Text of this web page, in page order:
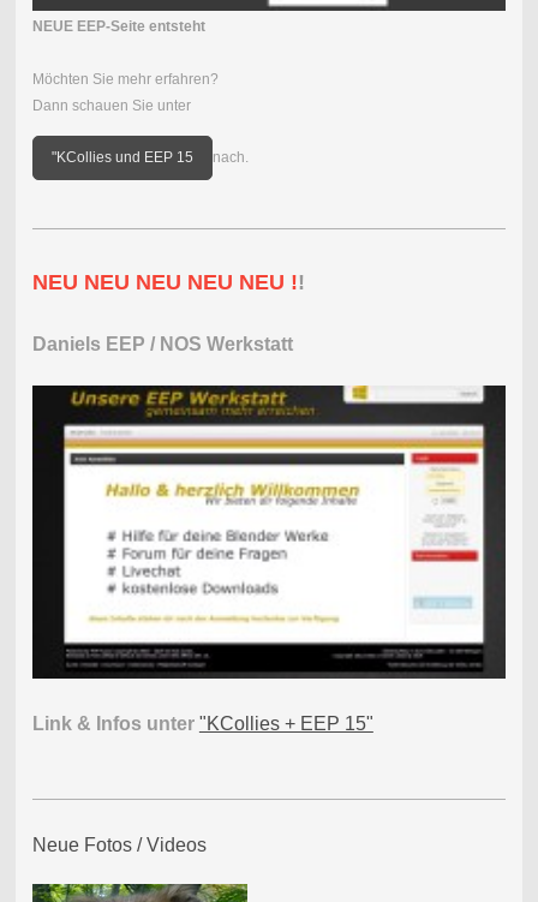
NEUE EEP-Seite entsteht
Möchten Sie mehr erfahren?
Dann schauen Sie unter
"KCollies und EEP 15 nach.
NEU NEU NEU NEU NEU !!
Daniels EEP / NOS Werkstatt
Link & Infos unter "KCollies + EEP 15"
Neue Fotos / Videos